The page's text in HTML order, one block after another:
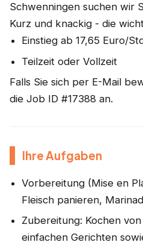
Schwenningen suchen wir
Kurz und knackig - die
Einstieg ab 17,65 Euro/
Teilzeit oder Vollzeit
Falls Sie sich per E-Mail
die Job ID #17388 an.
Ihre Aufgaben
Vorbereitung (Mise en
Fleisch panieren,
Zubereitung: Kochen
einfachen Gerichten